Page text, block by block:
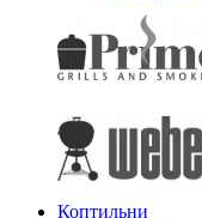
Коптильни